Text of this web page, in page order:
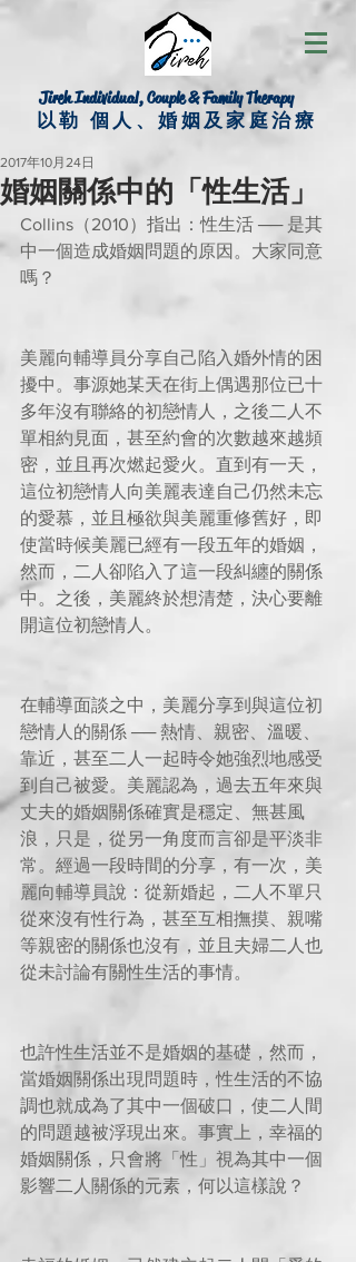
Jireh Individual, Couple & Family Therapy
以勒 個人、婚姻及家庭治療
婚姻關係中的「性生活」
2017年10月24日
Collins（2010）指出：性生活 ── 是其
中一個造成婚姻問題的原因。大家同意
嗎？
美麗向輔導員分享自己陷入婚外情的困
擾中。事源她某天在街上偶遇那位已十
多年沒有聯絡的初戀情人，之後二人不
單相約見面，甚至約會的次數越來越頻
密，並且再次燃起愛火。直到有一天，
這位初戀情人向美麗表達自己仍然未忘
的愛慕，並且極欲與美麗重修舊好，即
使當時候美麗已經有一段五年的婚姻，
然而，二人卻陷入了這一段糾纏的關係
中。之後，美麗終於想清楚，決心要離
開這位初戀情人。
在輔導面談之中，美麗分享到與這位初
戀情人的關係 ── 熱情、親密、溫暖、
靠近，甚至二人一起時令她強烈地感受
到自己被愛。美麗認為，過去五年來與
丈夫的婚姻關係確實是穩定、無甚風
浪，只是，從另一角度而言卻是平淡非
常。經過一段時間的分享，有一次，美
麗向輔導員說：從新婚起，二人不單只
從來沒有性行為，甚至互相撫摸、親嘴
等親密的關係也沒有，並且夫婦二人也
從未討論有關性生活的事情。
也許性生活並不是婚姻的基礎，然而，
當婚姻關係出現問題時，性生活的不協
調也就成為了其中一個破口，使二人間
的問題越被浮現出來。事實上，幸福的
婚姻關係，只會將「性」視為其中一個
影響二人關係的元素，何以這樣說？